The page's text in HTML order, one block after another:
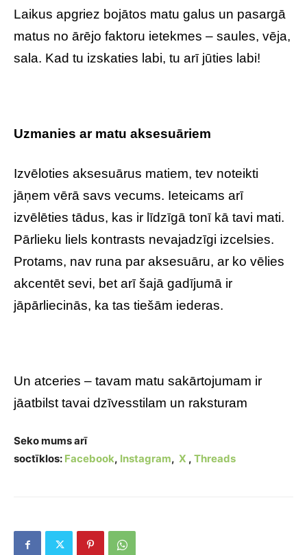
Laikus apgriez bojātos matu galus un pasargā
matus no ārējo faktoru ietekmes – saules, vēja,
sala. Kad tu izskaties labi, tu arī jūties labi!
Uzmanies ar matu aksesuāriem
Izvēloties aksesuārus matiem, tev noteikti
jāņem vērā savs vecums. Ieteicams arī
izvēlēties tādus, kas ir līdzīgā tonī kā tavi mati.
Pārlieku liels kontrasts nevajadzīgi izcelsies.
Protams, nav runa par aksesuāru, ar ko vēlies
akcentēt sevi, bet arī šajā gadījumā ir
jāpārliecinās, ka tas tiešām iederas.
Un atceries – tavam matu sakārtojumam ir
jāatbilst tavai dzīvesstilam un raksturam
Seko mums arī
soctīklos: Facebook, Instagram, X , Threads